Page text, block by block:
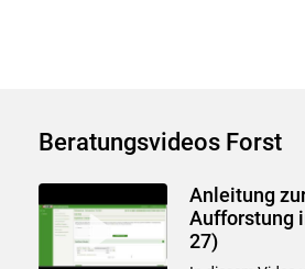
Beratungsvideos Forst
Anleitung
Aufforstung
27)